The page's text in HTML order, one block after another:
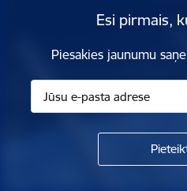
Esi pirmais,
Piesakies jaunumu